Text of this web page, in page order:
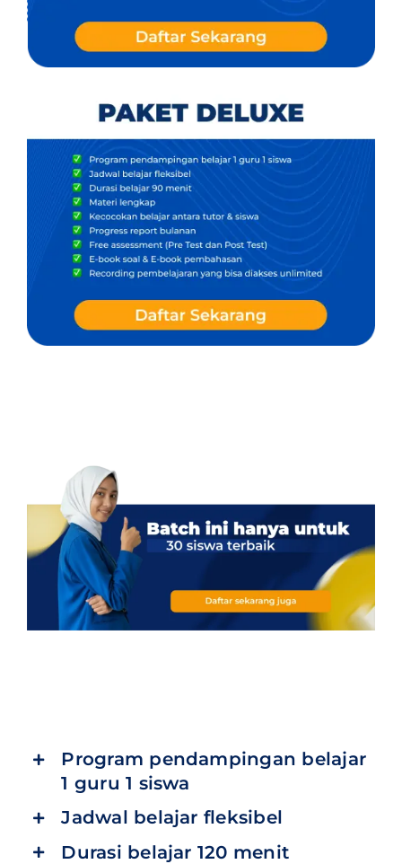
Program pendampingan belajar
1 guru 1 siswa
Jadwal belajar fleksibel
Durasi belajar 120 menit